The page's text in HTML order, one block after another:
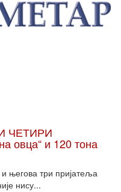
ЧЕТИРИ
и 120 тона
његова три пријатеља
нису...